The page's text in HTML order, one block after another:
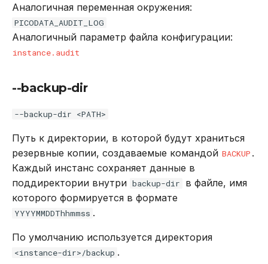
picodata plugin configure
--peer
--service-names
--service-password-file
picodata status
--peer
--service-password-file
Параметры mTLS
Аналогичная переменная окружения:
PICODATA_AUDIT_LOG
Аналогичный параметр файла конфигурации:
instance.audit
--backup-dir
--backup-dir <PATH>
Путь к директории, в которой будут храниться
резервные копии, создаваемые командой BACKUP .
Каждый инстанс сохраняет данные в
поддиректории внутри backup-dir
в файле, имя
которого формируется в формате
YYYYMMDDThhmmss .
По умолчанию используется директория
<instance-dir>/backup .